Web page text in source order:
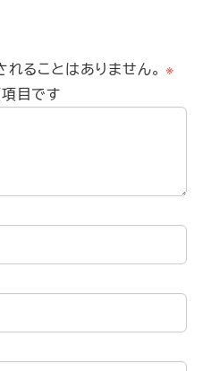
ることはありません。 ※
目です